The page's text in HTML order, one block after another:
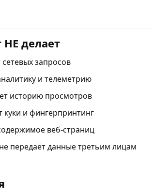
делает
запросов
и телеметрию
историю просмотров
куки и фингерпринтинг
веб-страниц
передаёт данные третьим лицам